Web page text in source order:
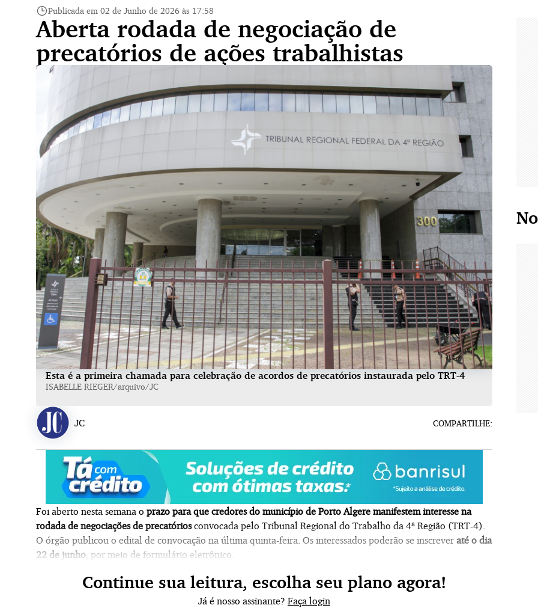
Publicada em 02 de Junho de 2026 às 17:58
Aberta rodada de negociação de
precatórios de ações trabalhistas
Esta é a primeira chamada para celebração de acordos de precatórios instaurada pelo TRT-4
ISABELLE RIEGER/arquivo/JC
COMPARTILHE:
JC
Foi aberto nesta semana o prazo para que credores do município de Porto Algere manifestem interesse na
rodada de negociações de precatóriosconvocada pelo Tribunal Regional do Trabalho da 4ª Região (TRT-4).
O órgão publicou o edital de convocação na última quinta-feira. Os interessados poderão se inscrever até o dia
22 de junho, por meio de formulário eletrônico
Continue sua leitura, escolha seu plano agora!
Já é nosso assinante? Faça login